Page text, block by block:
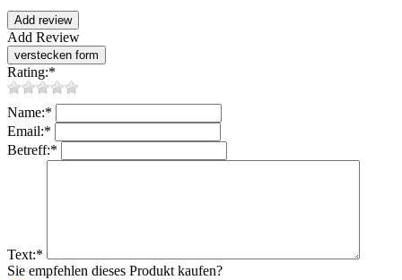
Add Review
Rating:*
Name:*
Email:*
Betreff:*
Text:*
Sie empfehlen dieses Produkt kaufen?